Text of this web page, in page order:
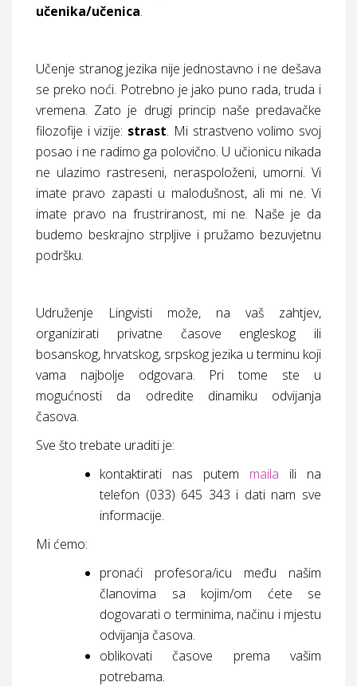
učenika/učenica.
Učenje stranog jezika nije jednostavno i ne dešava
se preko noći. Potrebno je jako puno rada, truda i
vremena. Zato je drugi princip naše predavačke
filozofije i vizije: strast. Mi strastveno volimo svoj
posao i ne radimo ga polovično. U učionicu nikada
ne ulazimo rastreseni, neraspoloženi, umorni. Vi
imate pravo zapasti u malodušnost, ali mi ne. Vi
imate pravo na frustriranost, mi ne. Naše je da
budemo beskrajno strpljive i pružamo bezuvjetnu
podršku.
Udruženje Lingvisti može, na vaš zahtjev,
organizirati privatne časove engleskog ili
bosanskog, hrvatskog, srpskog jezika u terminu koji
vama najbolje odgovara. Pri tome ste u
mogućnosti da odredite dinamiku odvijanja
časova.
Sve što trebate uraditi je:
kontaktirati nas putem maila ili na
telefon (033) 645 343 i dati nam sve
informacije.
Mi ćemo:
pronaći profesora/icu među našim
članovima sa kojim/om ćete se
dogovarati o terminima, načinu i mjestu
odvijanja časova.
oblikovati časove prema vašim
potrebama.